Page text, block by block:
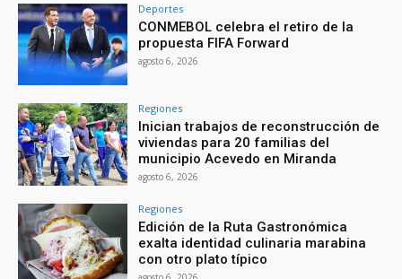
Deportes
CONMEBOL celebra el retiro de la
propuesta FIFA Forward
agosto 6, 2026
Regiones
Inician trabajos de reconstrucción de
viviendas para 20 familias del
municipio Acevedo en Miranda
agosto 6, 2026
Regiones
Edición de la Ruta Gastronómica
exalta identidad culinaria marabina
con otro plato típico